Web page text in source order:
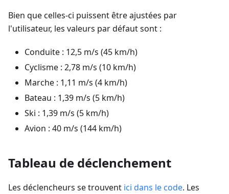
Bien que celles-ci puissent être ajustées par
l'utilisateur, les valeurs par défaut sont :
Conduite : 12,5 m/s (45 km/h)
Cyclisme : 2,78 m/s (10 km/h)
Marche : 1,11 m/s (4 km/h)
Bateau : 1,39 m/s (5 km/h)
Ski : 1,39 m/s (5 km/h)
Avion : 40 m/s (144 km/h)
Tableau de déclenchement
Les déclencheurs se trouvent ici dans le code. Les